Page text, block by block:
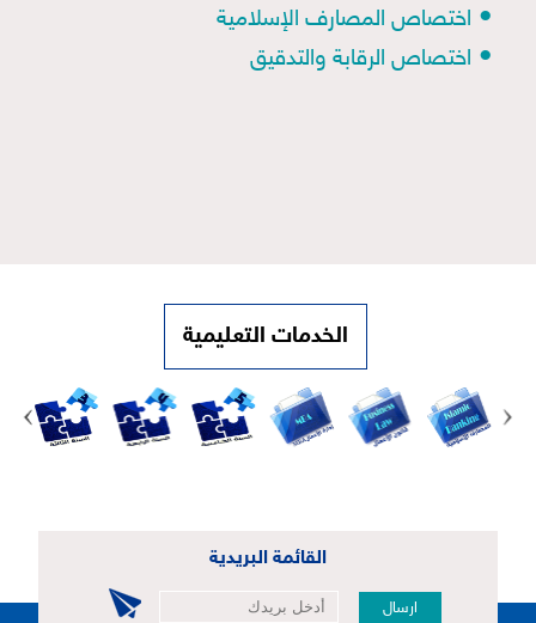
• اختصاص المصارف الإسلامية
• اختصاص الرقابة والتدقيق
الخدمات التعليمية
القائمة البريدية
ارسال